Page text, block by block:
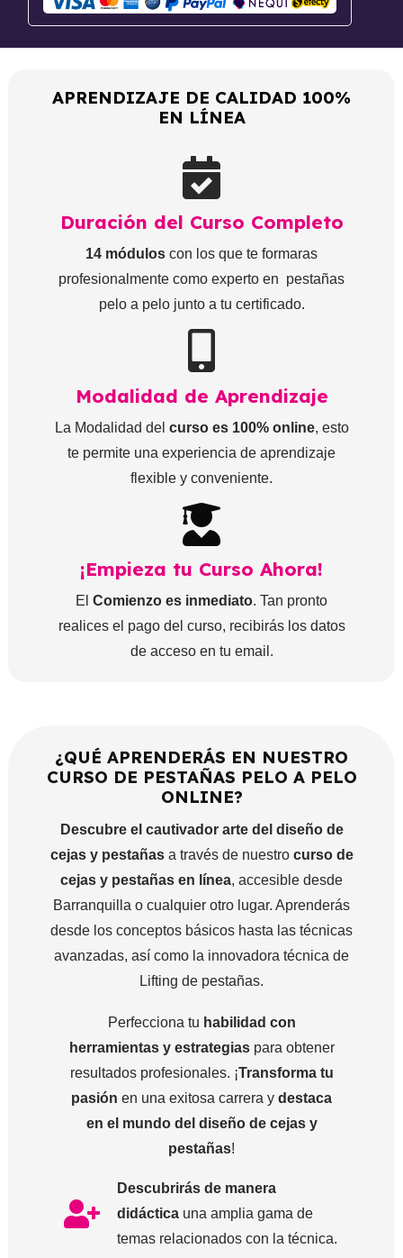
APRENDIZAJE DE CALIDAD 100%
EN LÍNEA
Duración del Curso Completo
14 módulos con los que te formaras
profesionalmente como experto en pestañas
pelo a pelo junto a tu certificado.
Modalidad de Aprendizaje
La Modalidad del curso es 100% online, esto
te permite una experiencia de aprendizaje
flexible y conveniente.
¡Empieza tu Curso Ahora!
El Comienzo es inmediato. Tan pronto
realices el pago del curso, recibirás los datos
de acceso en tu email.
¿QUÉ APRENDERÁS EN NUESTRO
CURSO DE PESTAÑAS PELO A PELO
ONLINE?
Descubre el cautivador arte del diseño de
cejas y pestañasa través de nuestrocurso de
cejas y pestañas en línea, accesible desde
Barranquilla o cualquier otro lugar. Aprenderás
desde los conceptos básicos hasta las técnicas
avanzadas, así como la innovadora técnica de
Lifting de pestañas.
Perfecciona tu habilidad con
herramientas y estrategiaspara obtener
resultados profesionales. ¡Transforma tu
pasión en una exitosa carrera y destaca
en el mundo del diseño de cejas y
pestañas!
Descubrirás de manera
didácticauna amplia gama de
temas relacionados con la técnica.